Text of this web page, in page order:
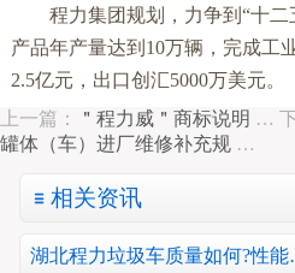
程力集团规划，力争到“十二
产品年产量达到10万辆，完成工
2.5亿元，出口创汇5000万美元。
上一篇：
＂程力威＂商标说明 …
罐体（车）进厂维修补充规 …
相关资讯
湖北程力垃圾车质量如何?性